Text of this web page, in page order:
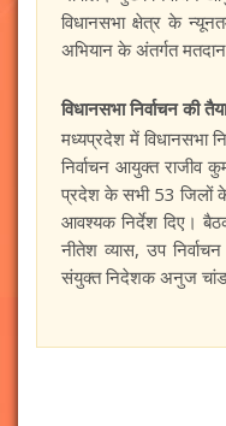
विधानसभा क्षेत्र के
अभियान के अंतर्गत
विधानसभा निर्वाचन की
मध्यप्रदेश में विधानसभा
निर्वाचन आयुक्त राजीव
प्रदेश के सभी 53 जिलों के
आवश्यक निर्देश दिए।
नीतेश व्यास, उप
संयुक्त निदेशक अनुज